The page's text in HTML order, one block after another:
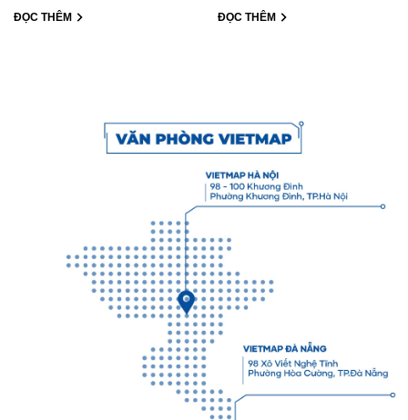
ĐỌC THÊM ĐỌC THÊM